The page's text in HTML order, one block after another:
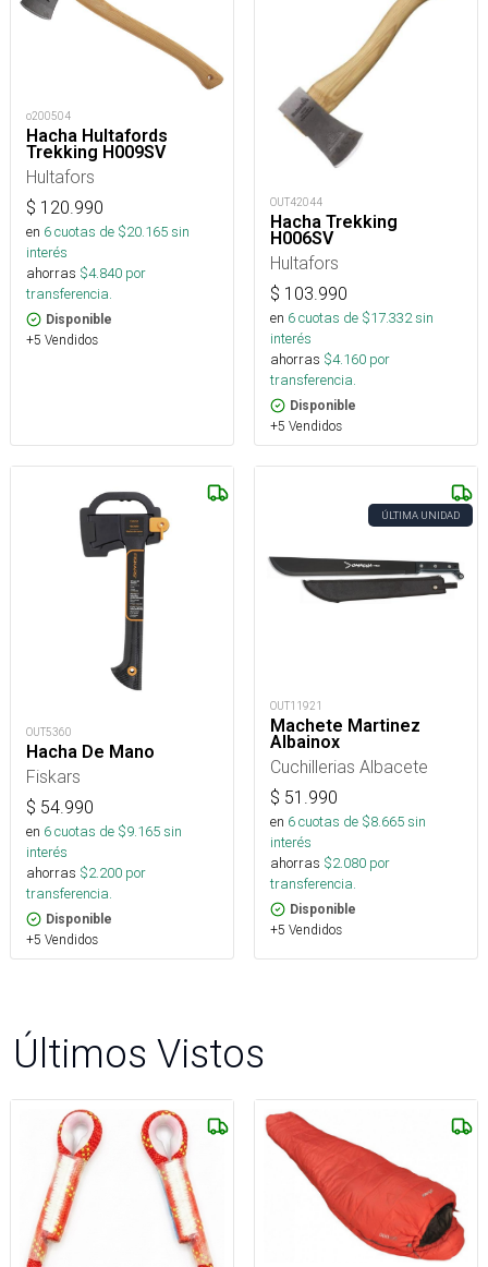
o200504
Hacha Hultafords
Trekking H009SV
Hultafors
$ 120.990
en 6cuotas de $20.165sin
interés
ahorras $4.840 por
transferencia.
Disponible
+5 Vendidos
OUT42044
Hacha Trekking
H006SV
Hultafors
$ 103.990
en 6cuotas de $17.332sin
interés
ahorras $4.160 por
transferencia.
Disponible
+5 Vendidos
OUT5360
Hacha De Mano
Fiskars
$ 54.990
en 6cuotas de $9.165sin
interés
ahorras $2.200 por
transferencia.
Disponible
+5 Vendidos
ÚLTIMA UNIDAD
OUT11921
Machete Martinez
Albainox
Cuchillerias Albacete
$ 51.990
en 6cuotas de $8.665sin
interés
ahorras $2.080 por
transferencia.
Disponible
+5 Vendidos
Últimos Vistos